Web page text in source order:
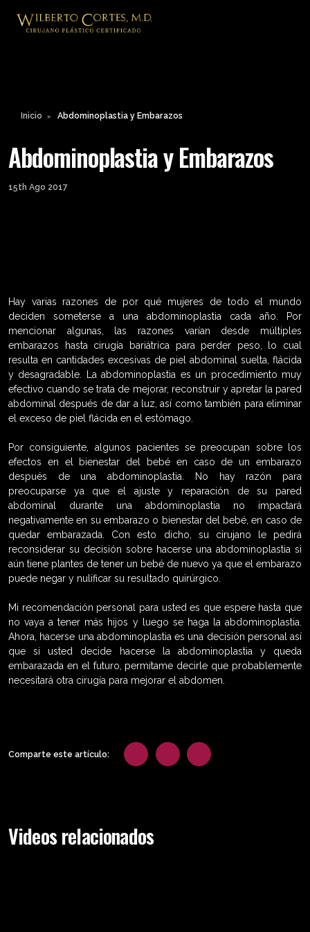
Inicio ► Abdominoplastia y Embarazos
Abdominoplastia y Embarazos
15th Ago 2017
Hay varias razones de por qué mujeres de todo el mundo
deciden someterse a una abdominoplastia cada año. Por
mencionar algunas, las razones varían desde múltiples
embarazos hasta cirugía bariátrica para perder peso, lo cual
resulta en cantidades excesivas de piel abdominal suelta, flácida
y desagradable. La abdominoplastia es un procedimiento muy
efectivo cuando se trata de mejorar, reconstruir y apretar la pared
abdominal después de dar a luz, así como también para eliminar
el exceso de piel flácida en el estómago.
Por consiguiente, algunos pacientes se preocupan sobre los
efectos en el bienestar del bebé en caso de un embarazo
después de una abdominoplastia. No hay razón para
preocuparse ya que el ajuste y reparación de su pared
abdominal durante una abdominoplastia no impactará
negativamente en su embarazo o bienestar del bebé, en caso de
quedar embarazada. Con esto dicho, su cirujano le pedirá
reconsiderar su decisión sobre hacerse una abdominoplastia si
aún tiene plantes de tener un bebé de nuevo ya que el embarazo
puede negar y nulificar su resultado quirúrgico.
Mi recomendación personal para usted es que espere hasta que
no vaya a tener más hijos y luego se haga la abdominoplastia.
Ahora, hacerse una abdominoplastia es una decisión personal así
que si usted decide hacerse la abdominoplastia y queda
embarazada en el futuro, permítame decirle que probablemente
necesitará otra cirugía para mejorar el abdomen.
Comparte este artículo:
Videos relacionados